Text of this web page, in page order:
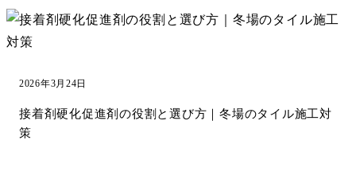
2026年3月24日
接着剤硬化促進剤の役割と選び方｜冬場のタイル施工対
策